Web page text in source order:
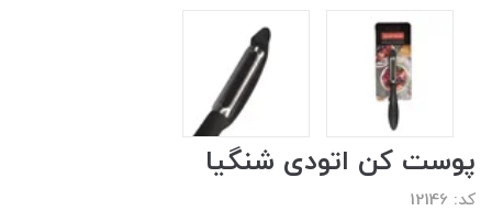
پوست کن اتودی شنگیا
کد: 12146